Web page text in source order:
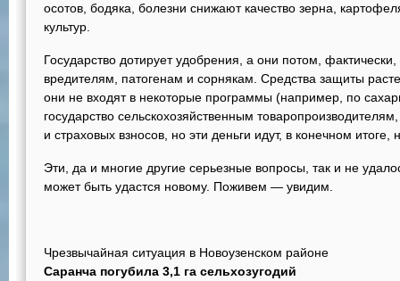
осотов, бодяка, болезни снижают качество зерна,
культур.
Государство дотирует удобрения, а они потом,
вредителям, патогенам и сорнякам. Средства защиты
они не входят в некоторые программы (например, по
государство сельскохозяйственным
и страховых взносов, но эти деньги идут, в конечном
Эти, да и многие другие серьезные вопросы, так и не
может быть удастся новому. Поживем — увидим.
Чрезвычайная ситуация в Новоузенском районе
Саранча погубила 3,1 га сельхозугодий